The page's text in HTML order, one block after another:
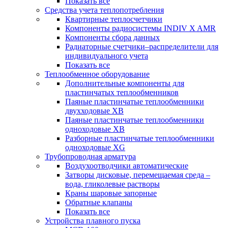
Средства учета теплопотребления
Квартирные теплосчетчики
Компоненты радиосистемы INDIV X AMR
Компоненты сбора данных
Радиаторные счетчики–распределители для
индивидуального учета
Показать все
Теплообменное оборудование
Дополнительные компоненты для
пластинчатых теплообменников
Паяные пластинчатые теплообменники
двухходовые XB
Паяные пластинчатые теплообменники
одноходовые ХВ
Разборные пластинчатые теплообменники
одноходовые ХG
Трубопроводная арматура
Воздухоотводчики автоматические
Затворы дисковые, перемещаемая среда –
вода, гликолевые растворы
Краны шаровые запорные
Обратные клапаны
Показать все
Устройства плавного пуска